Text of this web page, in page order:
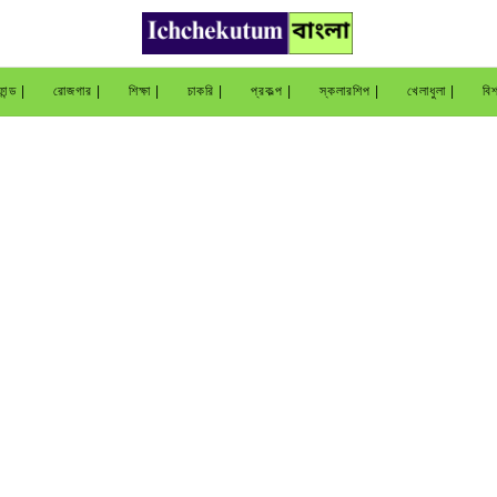
| রোজগার | শিক্ষা | চাকরি | প্রকল্প | স্কলারশিপ | খেলাধুলা |